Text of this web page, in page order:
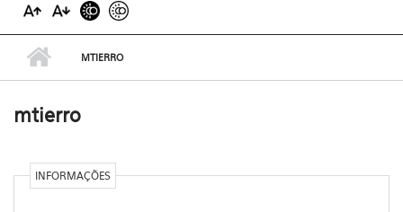
MTIERRO
mtierro
INFORMAÇÕES